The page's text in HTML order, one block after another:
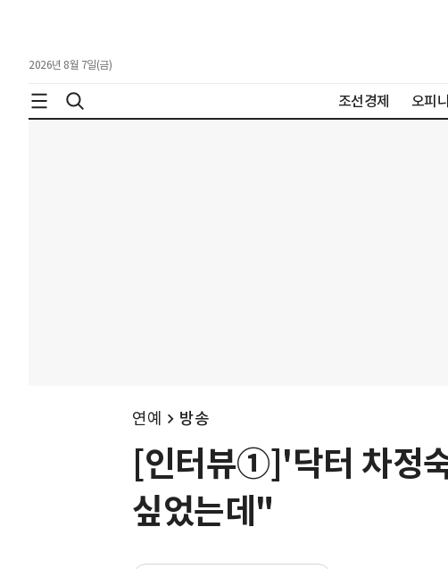
2026년 8월 7일(금)
조선경제 오피
연예 방송
[인터뷰①]'닥터 차정
싶었는데"